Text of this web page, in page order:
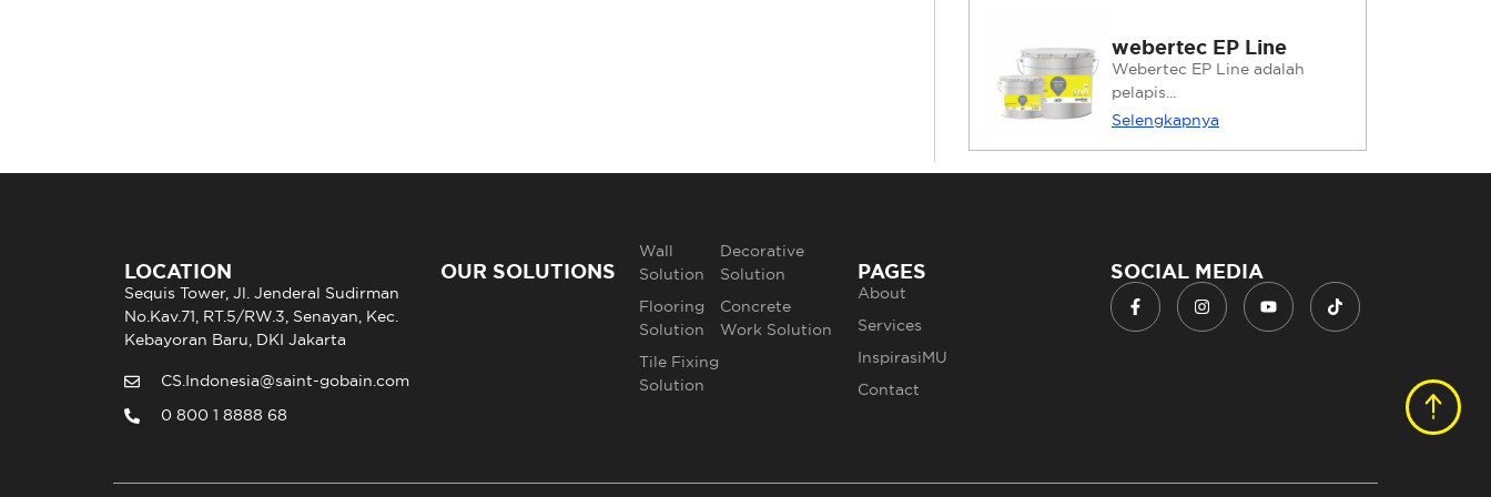
webertec EP Line
Webertec EP Line adalah
pelapis...
Selengkapnya
LOCATION
Sequis Tower, Jl. Jenderal Sudirman
No.Kav.71, RT.5/RW.3, Senayan, Kec.
Kebayoran Baru, DKI Jakarta
CS.Indonesia@saint-gobain.com
0 800 1 8888 68
OUR SOLUTIONS
Wall
Solution
Flooring
Solution
Tile Fixing
Solution
Decorative
Solution
Concrete
Work Solution
PAGES
About
Services
InspirasiMU
Contact
SOCIAL MEDIA